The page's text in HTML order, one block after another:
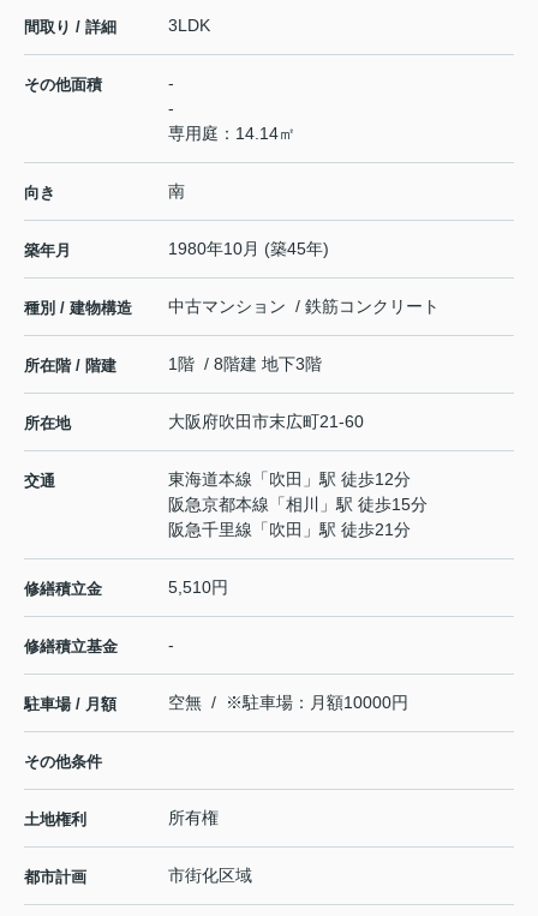
間取り / 詳細 3LDK
その他面積
-
-
専用庭：14.14㎡
向き 南
築年月 1980年10月 (築45年)
種別 / 建物構造 中古マンション / 鉄筋コンクリート
所在階 / 階建 1階 / 8階建 地下3階
所在地 大阪府吹田市末広町21-60
交通 東海道本線 「吹田 」駅 徒歩12分
阪急京都本線 「相川
」駅 徒歩15分
阪急千里線 「吹田 」駅 徒歩21分
修繕積立金 5,510円
修繕積立基金 -
駐車場 / 月額 空無 / ※駐車場：月額10000円
その他条件
土地権利 所有権
都市計画 市街化区域